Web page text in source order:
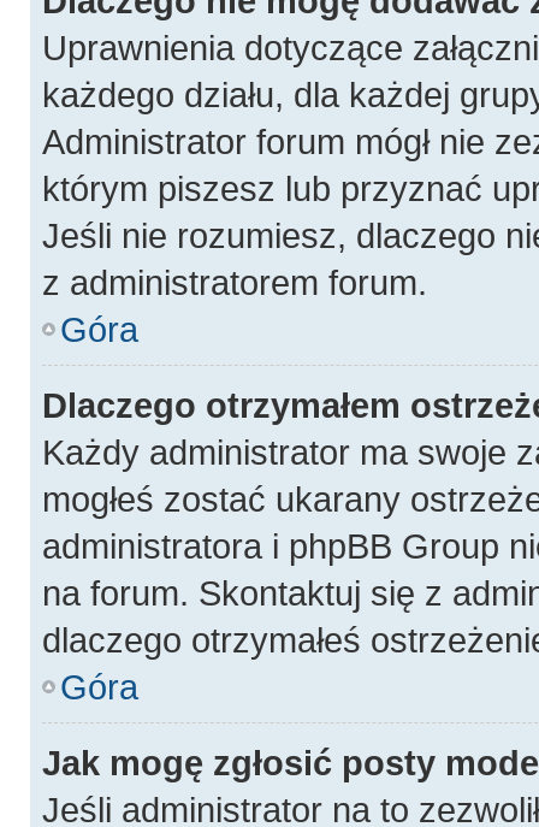
Uprawnienia dotyczące
każdego działu, dla każdej
Administrator forum mógł nie
którym piszesz lub przyznać
Jeśli nie rozumiesz, dlaczego
z administratorem forum.
Góra
Dlaczego otrzymałem
Każdy administrator ma swoje
mogłeś zostać ukarany
administratora i phpBB Group
na forum. Skontaktuj się z
dlaczego otrzymałeś
Góra
Jak mogę zgłosić posty
Jeśli administrator na to